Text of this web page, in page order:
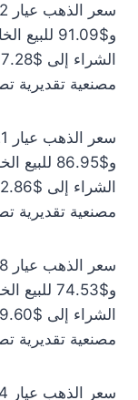
و$91.09
مصنعية تقديرية
و$86.95
مصنعية تقديرية
و$74.53
مصنعية تقديرية